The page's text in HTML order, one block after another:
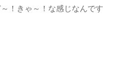
！きゃ～！な感じなんです